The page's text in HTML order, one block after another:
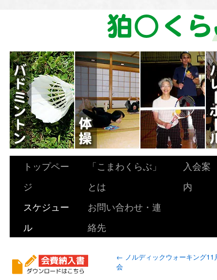
トップペー
ジ
「こまわくらぶ」
とは
入会案
内
スケジュー
ル
お問い合わせ・連
絡先
← ノルディックウォーキング11
会